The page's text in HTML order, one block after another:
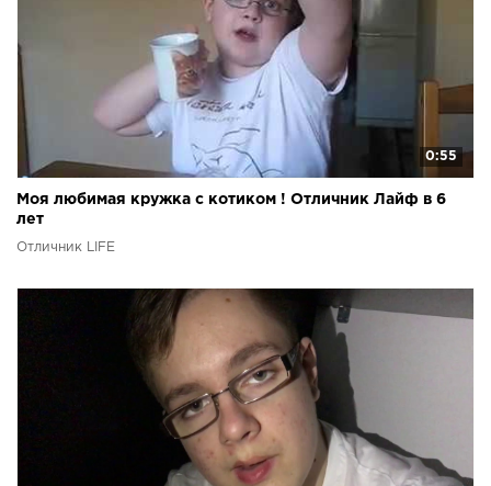
0:55
Моя любимая кружка с котиком ! Отличник Лайф в 6
лет
Отличник LIFE